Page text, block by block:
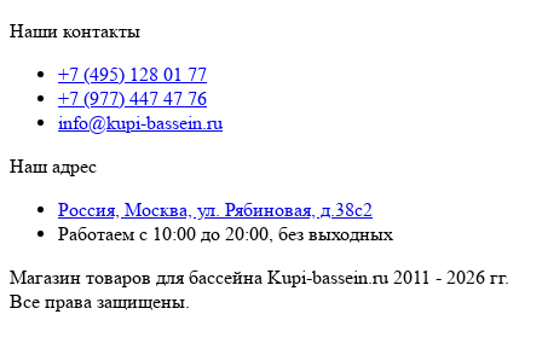
Наши контакты
+7 (495) 128 01 77
+7 (977) 447 47 76
info@kupi-bassein.ru
Наш адрес
Россия, Москва, ул. Рябиновая, д.38с2
Работаем с 10:00 до 20:00, без выходных
Магазин товаров для бассейна Kupi-bassein.ru 2011 - 2026 гг.
Все пра­ва за­щи­ще­ны.